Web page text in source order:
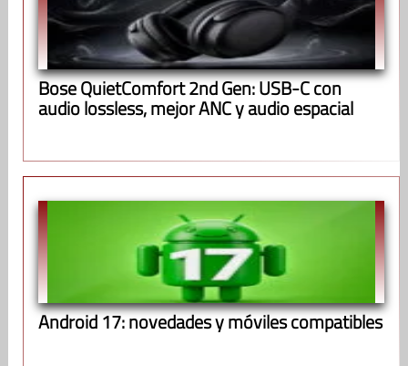
Bose QuietComfort 2nd Gen: USB-C con
audio lossless, mejor ANC y audio espacial
Android 17: novedades y móviles compatibles